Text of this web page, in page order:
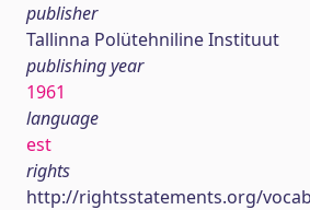
publisher
Tallinna Polütehniline Instituut
publishing year
1961
language
est
rights
http://rightsstatements.org/